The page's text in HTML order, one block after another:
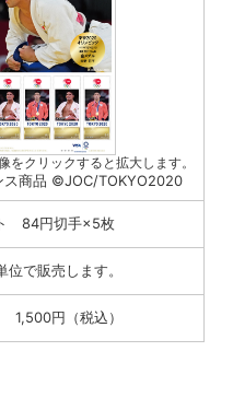
をクリックすると拡大します。
ス商品 ©JOC/TOKYO2020
84円切手×5枚
位で販売します。
1,500円（税込）